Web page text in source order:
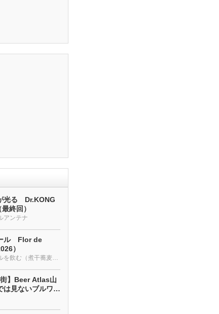
光る Dr.KONG
終回）
アンテナ
ル Flor de
）
クラフトビールを飲む（煮干蕎麦も・・・）
街】Beer Atlas山
見ないブルワリ